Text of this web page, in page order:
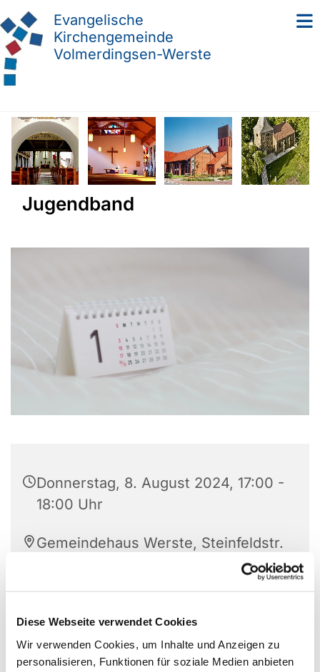
Diese Webseite verwendet Cookies
Wir verwenden Cookies, um Inhalte und Anzeigen zu
personalisieren, Funktionen für soziale Medien anbieten
Evangelische
Kirchengemeinde
Volmerdingsen-Werste
Jugendband
Donnerstag, 8. August 2024, 17:00 -
18:00 Uhr
Gemeindehaus Werste, Steinfeldstr.